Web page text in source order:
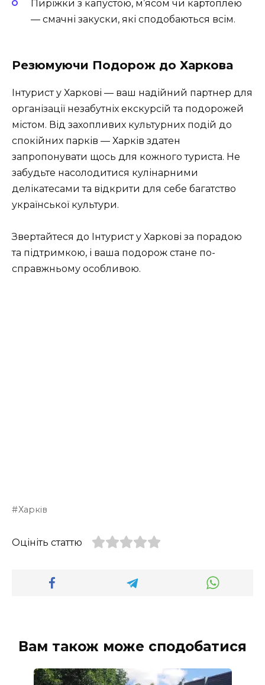
Пиріжки з капустою, м’ясом чи картоплею
— смачні закуски, які сподобаються всім.
Резюмуючи Подорож до Харкова
Інтурист у Харкові — ваш надійний партнер для
організації незабутніх екскурсій та подорожей
містом. Від захопливих культурних подій до
спокійних парків — Харків здатен
запропонувати щось для кожного туриста. Не
забудьте насолодитися кулінарними
делікатесами та відкрити для себе багатство
української культури.
Звертайтеся до Інтурист у Харкові за порадою
та підтримкою, і ваша подорож стане по-
справжньому особливою.
Харків
Оцініть статтю
Вам також може сподобатися